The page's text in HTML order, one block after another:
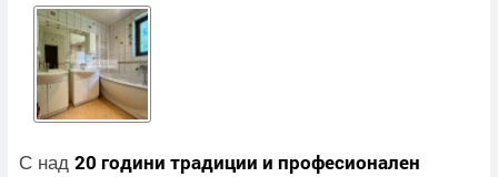
С над 20 години традиции и професионален